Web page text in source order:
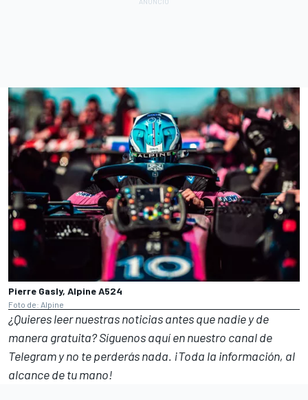
Pierre Gasly, Alpine A524
Foto de: Alpine
¿Quieres leer nuestras noticias antes que nadie y de
manera gratuita? Síguenosaquí en nuestro canal de
Telegramy no te perderás nada. ¡Toda la información, al
alcance de tu mano!